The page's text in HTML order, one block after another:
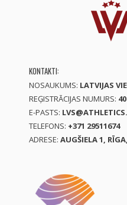
KONTAKTI:
NOSAUKUMS: LATVIJAS
REĢISTRĀCIJAS NUMURS:
E-PASTS:
TELEFONS: +371 29511674
ADRESE: AUGŠIELA 1,